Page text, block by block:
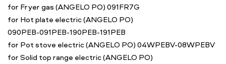
for Fryer gas (ANGELO PO) 091FR7G
for Hot plate electric (ANGELO PO)
090PEB-091PEB-190PEB-191PEB
for Pot stove electric (ANGELO PO) 04WPEBV-08WPEBV
for Solid top range electric (ANGELO PO)